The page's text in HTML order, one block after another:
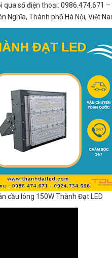
số điện thoại: 0986.474.671
Nghĩa, Thành phố Hà Nội, Việt
cầu lông 150W Thành Đạt LED